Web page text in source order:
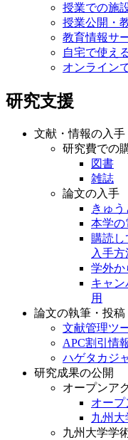
授業での施
授業公開・
教育情報サ
自宅で使え
オンライン
研究支援
文献・情報の入手
研究費での
図書
雑誌
論文の入手
きゅう
本学の
購読し
入手方
学外か
キャン
用
論文の執筆・投稿
文献管理ツ
APC割引情
ハゲタカジ
研究成果の公開
オープンア
オープ
九州
九州大学学